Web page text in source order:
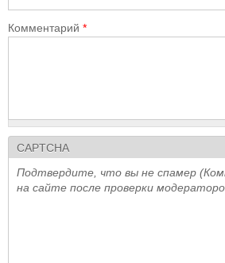
Комментарий *
CAPTCHA
Подтвердите, что вы не спамер
на сайте после проверки